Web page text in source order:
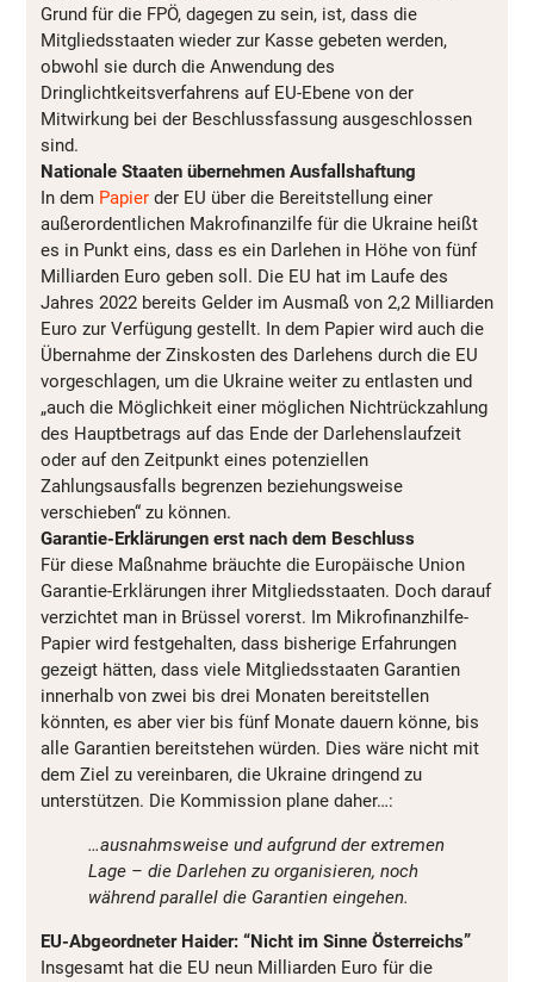
Grund für die FPÖ, dagegen zu sein, ist, dass die
Mitgliedsstaaten wieder zur Kasse gebeten werden,
obwohl sie durch die Anwendung des
Dringlichtkeitsverfahrens auf EU-Ebene von der
Mitwirkung bei der Beschlussfassung ausgeschlossen
sind.
Nationale Staaten übernehmen Ausfallshaftung
In dem Papier der EU über die Bereitstellung einer
außerordentlichen Makrofinanzilfe für die Ukraine heißt
es in Punkt eins, dass es ein Darlehen in Höhe von fünf
Milliarden Euro geben soll. Die EU hat im Laufe des
Jahres 2022 bereits Gelder im Ausmaß von 2,2 Milliarden
Euro zur Verfügung gestellt. In dem Papier wird auch die
Übernahme der Zinskosten des Darlehens durch die EU
vorgeschlagen, um die Ukraine weiter zu entlasten und
„auch die Möglichkeit einer möglichen Nichtrückzahlung
des Hauptbetrags auf das Ende der Darlehenslaufzeit
oder auf den Zeitpunkt eines potenziellen
Zahlungsausfalls begrenzen beziehungsweise
verschieben“ zu können.
Garantie-Erklärungen erst nach dem Beschluss
Für diese Maßnahme bräuchte die Europäische Union
Garantie-Erklärungen ihrer Mitgliedsstaaten. Doch darauf
verzichtet man in Brüssel vorerst. Im Mikrofinanzhilfe-
Papier wird festgehalten, dass bisherige Erfahrungen
gezeigt hätten, dass viele Mitgliedsstaaten Garantien
innerhalb von zwei bis drei Monaten bereitstellen
könnten, es aber vier bis fünf Monate dauern könne, bis
alle Garantien bereitstehen würden. Dies wäre nicht mit
dem Ziel zu vereinbaren, die Ukraine dringend zu
unterstützen. Die Kommission plane daher…:
…ausnahmsweise und aufgrund der extremen
Lage – die Darlehen zu organisieren, noch
während parallel die Garantien eingehen.
EU-Abgeordneter Haider: “Nicht im Sinne Österreichs”
Insgesamt hat die EU neun Milliarden Euro für die